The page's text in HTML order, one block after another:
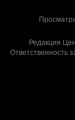
Редакция
Ответственность